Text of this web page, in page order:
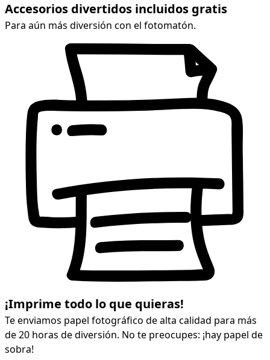
Accesorios divertidos incluidos gratis
Para aún más diversión con el fotomatón.
¡Imprime todo lo que quieras!
Te enviamos papel fotográfico de alta calidad para más
de 20 horas de diversión. No te preocupes: ¡hay papel de
sobra!